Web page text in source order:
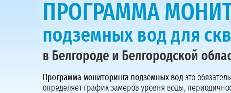
ПРОГРАММА
подземных вод для
в Белгороде и Белгородской
Программа мониторинга подземных вод это
определяет график замеров уровня воды,